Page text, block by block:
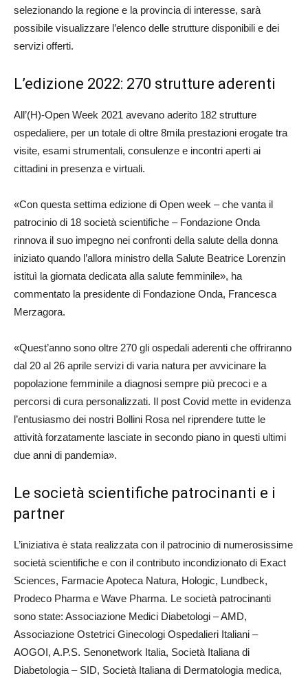
selezionando la regione e la provincia di interesse, sarà
possibile visualizzare l’elenco delle strutture disponibili e dei
servizi offerti.
L’edizione 2022: 270 strutture aderenti
All’(H)-Open Week 2021 avevano aderito 182 strutture
ospedaliere, per un totale di oltre 8mila prestazioni erogate tra
visite, esami strumentali, consulenze e incontri aperti ai
cittadini in presenza e virtuali.
«Con questa settima edizione di Open week – che vanta il
patrocinio di 18 società scientifiche – Fondazione Onda
rinnova il suo impegno nei confronti della salute della donna
iniziato quando l’allora ministro della Salute Beatrice Lorenzin
istituì la giornata dedicata alla salute femminile», ha
commentato la presidente di Fondazione Onda, Francesca
Merzagora.
«Quest’anno sono oltre 270 gli ospedali aderenti che offriranno
dal 20 al 26 aprile servizi di varia natura per avvicinare la
popolazione femminile a diagnosi sempre più precoci e a
percorsi di cura personalizzati. Il post Covid mette in evidenza
l’entusiasmo dei nostri Bollini Rosa nel riprendere tutte le
attività forzatamente lasciate in secondo piano in questi ultimi
due anni di pandemia».
Le società scientifiche patrocinanti e i
partner
L’iniziativa è stata realizzata con il patrocinio di numerosissime
società scientifiche e con il contributo incondizionato di Exact
Sciences, Farmacie Apoteca Natura, Hologic, Lundbeck,
Prodeco Pharma e Wave Pharma. Le società patrocinanti
sono state: Associazione Medici Diabetologi – AMD,
Associazione Ostetrici Ginecologi Ospedalieri Italiani –
AOGOI, A.P.S. Senonetwork Italia, Società Italiana di
Diabetologia – SID, Società Italiana di Dermatologia medica,